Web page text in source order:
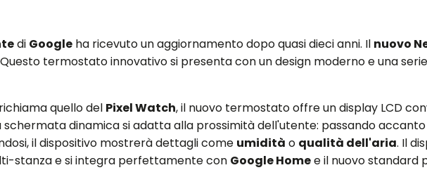
di Google ha ricevuto un aggiornamento dopo quasi dieci anni. Il nuovo
termostato innovativo si presenta con un design moderno e una
quello del Pixel Watch, il nuovo termostato offre un display LCD
dinamica si adatta alla prossimità dell'utente: passando accanto
il dispositivo mostrerà dettagli come umidità o qualità dell'aria. Il
stanza e si integra perfettamente con Google Homee il nuovo standard